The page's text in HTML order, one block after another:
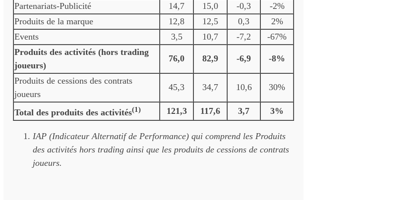
Partenariats-Publicité
14,7 15,0 -0,3
-2%
Produits de la marque
12,8 12,5 0,3
2%
Events
3,5 10,7 -7,2
-67%
Produits des activités (hors trading
joueurs)
76,0 82,9 -6,9 -8%
Produits de cessions des contrats
joueurs
45,3 34,7 10,6 30%
Total des produits des activités(1) 121,3 117,6 3,7 3%
IAP (Indicateur Alternatif de Performance) qui comprend les Produits
des activités hors trading ainsi que les produits de cessions de contrats
joueurs.